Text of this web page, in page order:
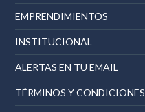
EMPRENDIMIENTOS
INSTITUCIONAL
ALERTAS EN TU EMAIL
TÉRMINOS Y CONDICIONES